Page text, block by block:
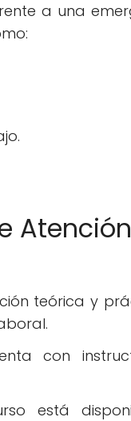
a una
teórica y
con
está